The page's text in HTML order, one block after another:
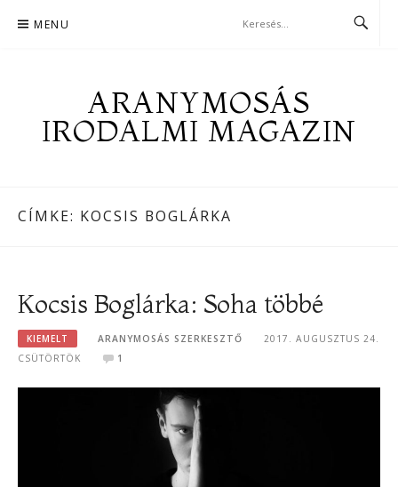
MENU
ARANYMOSÁS
IRODALMI MAGAZIN
CÍMKE: KOCSIS BOGLÁRKA
Kocsis Boglárka: Soha többé
KIEMELT ARANYMOSÁS SZERKESZTŐ
2017. AUGUSZTUS 24.
CSÜTÖRTÖK
1